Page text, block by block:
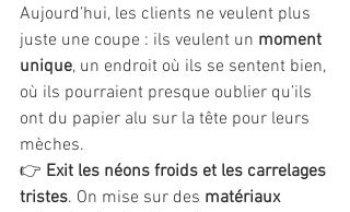
Aujourd’hui, les clients ne veulent plus
juste une coupe : ils veulent un moment
unique, un endroit où ils se sentent bien,
où ils pourraient presque oublier qu’ils
ont du papier alu sur la tête pour leurs
mèches.
👉 Exit les néons froids et les carrelages
tristes. On mise sur des matériaux